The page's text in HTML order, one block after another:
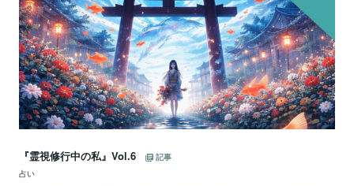
『霊視修行中の私』Vol.6
記事
占い